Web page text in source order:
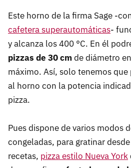
Este horno de la firma Sage -
cafetera superautomáticas-
y alcanza los 400 °C. En él
pizzas de 30 cmde diámetro
máximo. Así, solo tenemos
al horno con la potencia
pizza.
Pues dispone de varios modos
congeladas, para gratinar
recetas, pizza estilo Nueva York